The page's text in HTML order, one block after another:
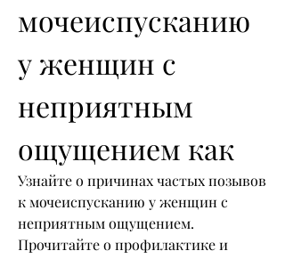
мочеиспусканию
у женщин с
неприятным
ощущением как
Узнайте о причинах частых позывов
к мочеиспусканию у женщин с
неприятным ощущением.
Прочитайте о профилактике и